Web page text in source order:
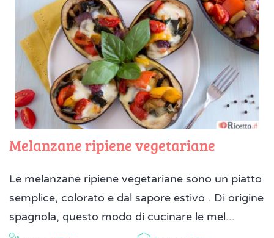
Melanzane ripiene vegetariane
Le melanzane ripiene vegetariane sono un piatto
semplice, colorato e dal sapore estivo . Di origine
spagnola, questo modo di cucinare le mel...